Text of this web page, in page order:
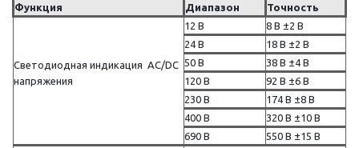
Функция Диапазон Точность
Светодиодная индикация AC/DC
напряжения
12 В
8 В ±2 В
24 В
18 В ±2 В
50 В
38 В ±4 В
120 В
92 В ±6 В
230 В
174 В ±8 В
400 В
320 В ±10 В
690 В
550 В ±15 В